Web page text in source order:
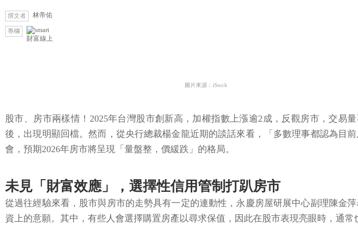
撰文者 林帝佑
專欄
財富線上
圖片來源：iStock
股市、房市兩樣情！2025年台灣股市創新高，加權指數上漲逾2成，反觀房市，交易
後，出現明顯回檔。然而，從央行總裁楊金龍近期的談話來看，「多數理事都認為目
會，預期2026年房市將呈現「量盤整，價緩跌」的格局。
未見「財富效應」，選擇性信用管制打趴房市
從過往經驗來看，股市與房市的走勢具有一定的連動性，永慶房屋研展中心副理陳金
資上的意願。其中，有些人會選擇購置房產以尋求保值，因此在股市表現亮眼時，通常